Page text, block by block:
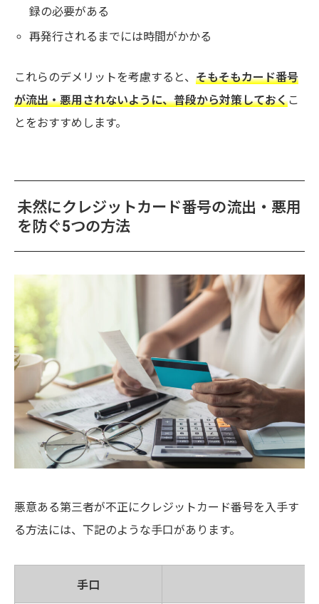
録の必要がある
再発行されるまでには時間がかかる
これらのデメリットを考慮すると、 そもそもカード番号
が流出・悪用されないように、普段から対策しておくこ
とをおすすめします。
未然にクレジットカード番号の流出・悪用
を防ぐ5つの方法
悪意ある第三者が不正にクレジットカード番号を入手す
る方法には、下記のような手口があります。
手口